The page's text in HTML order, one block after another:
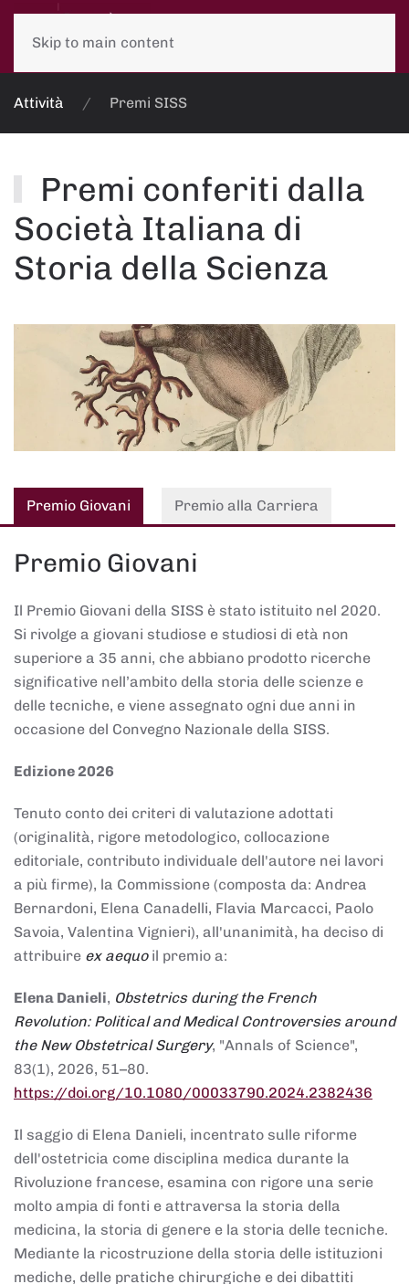
Skip to main content
Attività Premi SISS
Premi conferiti dalla
Società Italiana di
Storia della Scienza
Premio Giovani Premio alla Carriera
Premio Giovani
Il Premio Giovani della SISS è stato istituito nel 2020.
Si rivolge a giovani studiose e studiosi di età non
superiore a 35 anni, che abbiano prodotto ricerche
significative nell’ambito della storia delle scienze e
delle tecniche, e viene assegnato ogni due anni in
occasione del Convegno Nazionale della SISS.
Edizione 2026
Tenuto conto dei criteri di valutazione adottati
(originalità, rigore metodologico, collocazione
editoriale, contributo individuale dell'autore nei lavori
a più firme), la Commissione (composta da: Andrea
Bernardoni, Elena Canadelli, Flavia Marcacci, Paolo
Savoia, Valentina Vignieri), all'unanimità, ha deciso di
attribuire ex aequoil premio a:
Elena Danieli, Obstetrics during the French
Revolution: Political and Medical Controversies around
the New Obstetrical Surgery, "Annals of Science",
83(1), 2026, 51–80.
https://doi.org/10.1080/00033790.2024.2382436
Il saggio di Elena Danieli, incentrato sulle riforme
dell'ostetricia come disciplina medica durante la
Rivoluzione francese, esamina con rigore una serie
molto ampia di fonti e attraversa la storia della
medicina, la storia di genere e la storia delle tecniche.
Mediante la ricostruzione della storia delle istituzioni
mediche, delle pratiche chirurgiche e dei dibattiti